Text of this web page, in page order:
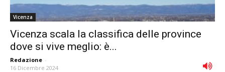
Vicenza
Vicenza scala la classifica delle province
dove si vive meglio: è...
Redazione -
16 Dicembre 2024